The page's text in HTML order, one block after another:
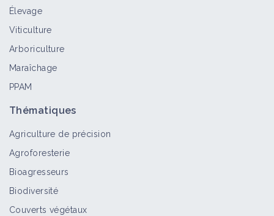
Élevage
Viticulture
Arboriculture
Maraîchage
PPAM
Thématiques
Agriculture de précision
Agroforesterie
Bioagresseurs
Biodiversité
Couverts végétaux